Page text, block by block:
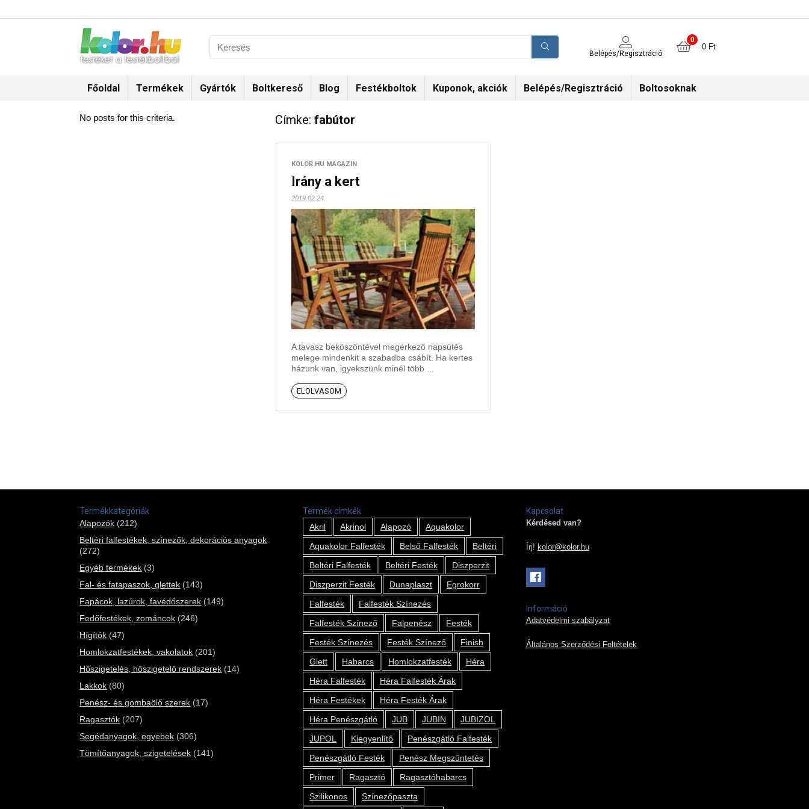
Belépés/Regisztráció
0
0 Ft
Főoldal Termékek Gyártók Boltkereső Blog Festékboltok Kuponok, akciók Belépés/Regisztráció Boltosoknak
Címke: fabútor
KOLOR.HU MAGAZIN
Irány a kert
2019.02.24.
A tavasz beköszöntével megérkező napsütés
melege mindenkit a szabadba csábít. Ha kertes
házunk van, igyekszünk minél több ...
ELOLVASOM
No posts for this criteria.
Termékkategóriák
Alapozók (212)
Beltéri falfestékek, színezők, dekorációs anyagok
(272)
Egyéb termékek (3)
Fal- és fatapaszok, glettek (143)
Fapácok, lazúrok, favédőszerek (149)
Fedőfestékek, zománcok (246)
Hígítók (47)
Homlokzatfestékek, vakolatok (201)
Hőszigetelés, hőszigetelő rendszerek (14)
Lakkok (80)
Penész- és gombaölő szerek (17)
Ragasztók (207)
Segédanyagok, egyebek (306)
Tömítőanyagok, szigetelések (141)
Termék címkék
Akril
Akrinol Alapozó
Aquakolor
Aquakolor Falfesték
Belső Falfesték
Beltéri
Beltéri Falfesték
Beltéri Festék
Diszperzit
Diszperzit Festék
Dunaplaszt
Egrokorr
Falfesték
Falfesték Színezés
Falfesték Színező
Falpenész
Festék
Festék Színezés
Festék Színező
Finish
Glett
Habarcs Homlokzatfesték
Héra
Héra Falfesték
Héra Falfesték Árak
Héra Festékek
Héra Festék Árak
Héra Penészgátló
JUB JUBIN
JUBIZOL
JUPOL
Kiegyenlítő
Penészgátló Falfesték
Penészgátló Festék
Penész Megszűntetés
Primer
Ragasztó
Ragasztóhabarcs
Szilikonos
Színezőpaszta
Kapcsolat
Kérdésed van?
Írj! kolor@kolor.hu
Információ
Adatvédelmi szabályzat
Általános Szerződési Feltételek